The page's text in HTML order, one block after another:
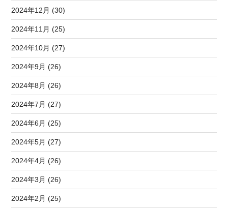
2024年12月 (30)
2024年11月 (25)
2024年10月 (27)
2024年9月 (26)
2024年8月 (26)
2024年7月 (27)
2024年6月 (25)
2024年5月 (27)
2024年4月 (26)
2024年3月 (26)
2024年2月 (25)